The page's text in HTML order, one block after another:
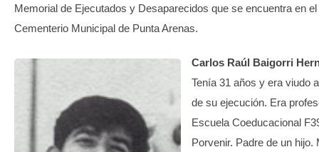
Memorial de Ejecutados y Desaparecidos que se encuentra en el
Cementerio Municipal de Punta Arenas.
Carlos Raúl Baigorri
Tenía 31 años y era viudo
de su ejecución. Era
Escuela Coeducacional
Porvenir. Padre de un hijo.